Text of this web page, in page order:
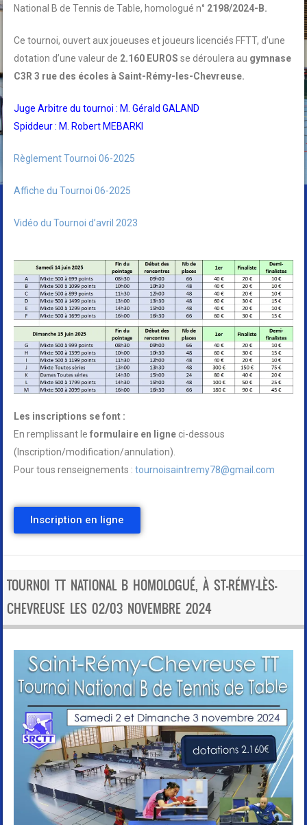
National B de Tennis de Table, homologué n° 2198/2024-B.
Ce tournoi, ouvert aux joueuses et joueurs licenciés FFTT, d’une
dotation d’une valeur de 2.160 EUROS se déroulera au gymnase
C3R 3 rue des écoles à Saint-Rémy-les-Chevreuse.
Juge Arbitre du tournoi : M. Gérald GALAND
Spiddeur : M. Robert MEBARKI
Règlement Tournoi 06-2025
Affiche du Tournoi 06-2025
Vidéo du Tournoi d’avril 2023
Les inscriptions se font :
En remplissant leformulaire en ligne ci-dessous
(Inscription/modification/annulation).
Pour tous renseignements :tournoisaintremy78@gmail.com
Inscription en ligne
TOURNOI TT NATIONAL B HOMOLOGUÉ, À ST-RÉMY-LÈS-
CHEVREUSE LES 02/03 NOVEMBRE 2024